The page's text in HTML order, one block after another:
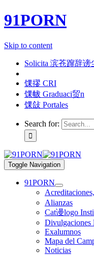
91PORN
Skip to content
Solicita 滨苍蹿辞
馃摎 CRI
馃帗 Graduaci贸n
馃敆 Portales
Search for:
Toggle Navigation
91PORN
Alianzas
Cat谩logo
Divulgaciones
Exalumnos
Mapa del
Noticias